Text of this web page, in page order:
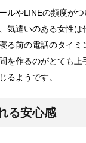
ルやLINEの頻度が
気遣いのある女性
る前の電話のタイ
を作るのがとても
るようです。
る安心感